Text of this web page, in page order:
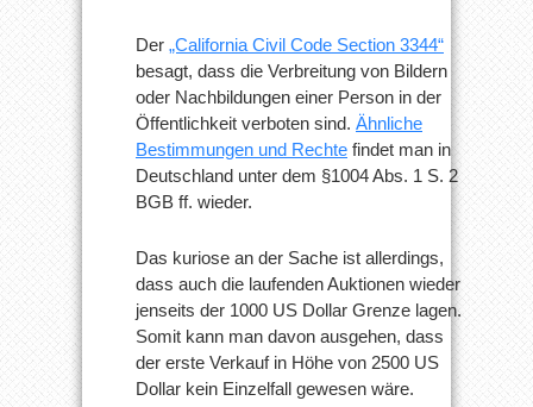
Der „California Civil Code Section 3344“
besagt, dass die Verbreitung von Bildern
oder Nachbildungen einer Person in der
Öffentlichkeit verboten sind. Ähnliche
Bestimmungen und Rechte findet man in
Deutschland unter dem §1004 Abs. 1 S. 2
BGB ff. wieder.
Das kuriose an der Sache ist allerdings,
dass auch die laufenden Auktionen wieder
jenseits der 1000 US Dollar Grenze lagen.
Somit kann man davon ausgehen, dass
der erste Verkauf in Höhe von 2500 US
Dollar kein Einzelfall gewesen wäre.